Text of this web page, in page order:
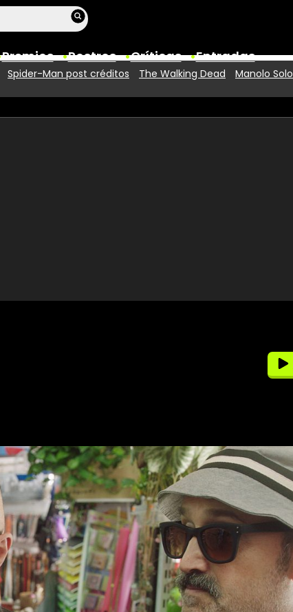
Premios Rostros Críticas Entradas
Premios
Spider-Man post créditos The Walking Dead Manolo Solo